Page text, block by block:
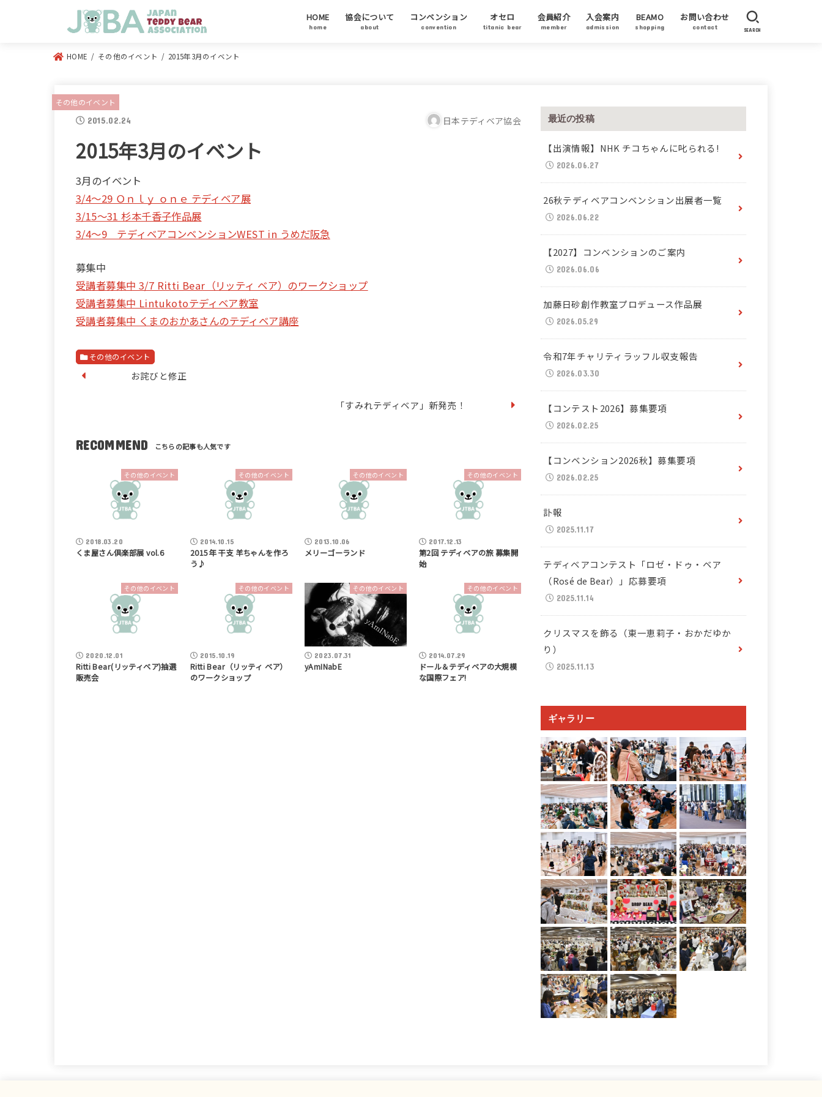
HOME
home
協会について
about
コンベンション
convention
オセロ
titanic bear
会員紹介
member
入会案内
admission
BEAMO
shopping
お問い合わせ
contact SEARCH
HOME その他のイベント 2015年3月のイベント
その他のイベント
2015.02.24
日本テディベア協会
2015年3月のイベント
3月のイベント
3/4～29 Ｏｎｌｙ ｏｎｅ テディベア展
3/15～31 杉本千香子作品展
3/4～9 テディベアコンベンションWEST in うめだ阪急
募集中
受講者募集中 3/7 Ritti Bear（リッティ ベア）のワークショップ
受講者募集中 Lintukotoテディベア教室
受講者募集中 くまのおかあさんのテディベア講座
その他のイベント
お詫びと修正
「すみれテディベア」新発売！
RECOMMEND
その他のイベント
2018.03.20
くま屋さん倶楽部展 vol.6
その他のイベント
2014.10.15
2015年 干支 羊ちゃんを作ろ
う♪
その他のイベント
2013.10.06
メリーゴーランド
その他のイベント
2017.12.13
第2回 テディベアの旅 募集開
始
その他のイベント
2020.12.01
Ritti Bear(リッティベア)抽選
販売会
その他のイベント
2015.10.19
Ritti Bear（リッティ ベア）
のワークショップ
その他のイベント
2023.07.31
yAmINabE
その他のイベント
2014.07.29
ドール＆テディベアの大規模
な国際フェア!
最近の投稿
【出演情報】NHK チコちゃんに叱られる!
2026.06.27
26秋テディベアコンベンション出展者一覧
2026.06.22
【2027】コンベンションのご案内
2026.06.06
加藤日砂創作教室プロデュース作品展
2026.05.29
令和7年チャリティラッフル収支報告
2026.03.30
【コンテスト2026】募集要項
2026.02.25
【コンベンション2026秋】募集要項
2026.02.25
訃報
2025.11.17
テディベアコンテスト「ロゼ・ドゥ・ベア
（Rosé de Bear）」応募要項
2025.11.14
クリスマスを飾る（東一恵莉子・おかだゆか
り）
2025.11.13
ギャラリー